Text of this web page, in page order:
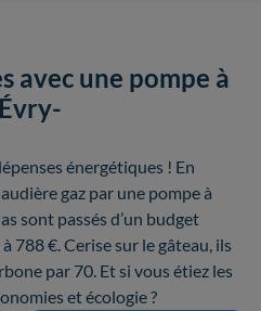
avec une pompe à
énergétiques ! En
gaz par une pompe à
sont passés d’un budget
788 €. Cerise sur le gâteau, ils
par 70. Et si vous étiez les
et écologie ?